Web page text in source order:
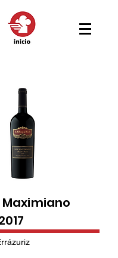
Maximiano